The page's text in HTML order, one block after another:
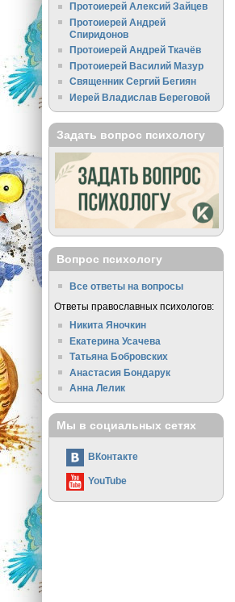
Протоиерей Алексий Зайцев
Протоиерей Андрей
Спиридонов
Протоиерей Андрей Ткачёв
Протоиерей Василий Мазур
Священник Сергий Бегиян
Иерей Владислав Береговой
Задать вопрос психологу
Вопрос психологу
Все ответы на вопросы
Ответы православных психологов:
Никита Яночкин
Екатерина Усачева
Татьяна Бобровских
Анастасия Бондарук
Анна Лелик
Мы в социальных сетях
ВКонтакте
YouTube